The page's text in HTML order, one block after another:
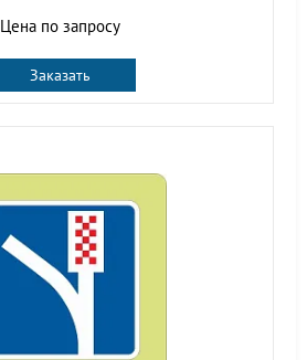
Цена по запросу
Заказать